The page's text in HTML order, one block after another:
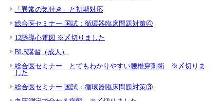
「異常の気付き」と初期対応
総合医セミナー 国試：循環器臨床問題対策④
12誘導心電図 ※〆切りました
BLS講習（成人）
総合医セミナー とてもわかりやすい腰椎穿刺術 ※〆切りま
した
総合医セミナー 国試：循環器臨床問題対策③